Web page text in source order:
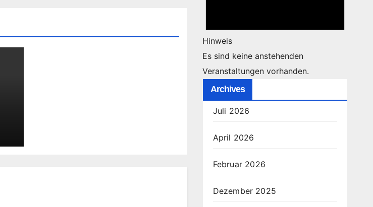
Hinweis
Es sind keine anstehenden
Veranstaltungen vorhanden.
Archives
Juli 2026
April 2026
Februar 2026
Dezember 2025